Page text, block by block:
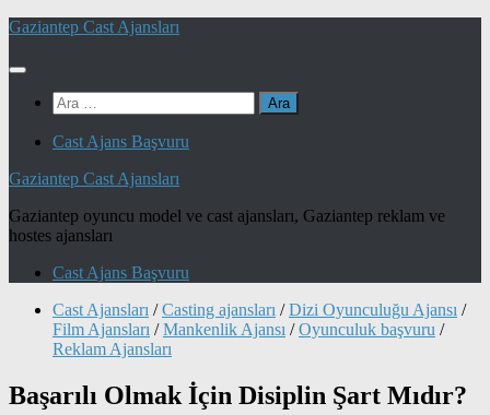
Skip
content
Gaziantep Cast Ajansları
Arama:
Cast Ajans Başvuru
Gaziantep Cast Ajansları
Gaziantep oyuncu model ve cast ajansları, Gaziantep reklam ve
hostes ajansları
Cast Ajans Başvuru
Cast Ajansları / Casting ajansları / Dizi Oyunculuğu Ajansı /
Film Ajansları / Mankenlik Ajansı / Oyunculuk başvuru /
Reklam Ajansları
Başarılı Olmak İçin Disiplin Şart Mıdır?